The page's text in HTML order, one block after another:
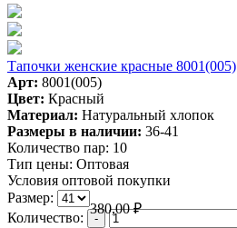
Тапочки женские красные 8001(005)
Арт: 8001(005)
Цвет: Красный
Материал: Натуральный хлопок
Размеры в наличии: 36-41
Количество пар: 10
Тип цены: Оптовая
Условия оптовой покупки
Размер:
380,00₽
Количество: